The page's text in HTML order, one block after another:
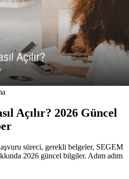
Açılır? 2026 Güncel
süreci, gerekli belgeler, SEGEM
2026 güncel bilgiler. Adım adım